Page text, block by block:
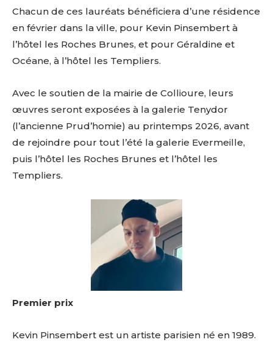
Chacun de ces lauréats bénéficiera d’une résidence
en février dans la ville, pour Kevin Pinsembert à
l’hôtel les Roches Brunes, et pour Géraldine et
Océane, à l’hôtel les Templiers.
Avec le soutien de la mairie de Collioure, leurs
œuvres seront exposées à la galerie Tenydor
(l’ancienne Prud’homie) au printemps 2026, avant
de rejoindre pour tout l’été la galerie Evermeille,
puis l’hôtel les Roches Brunes et l’hôtel les
Templiers.
Premier prix
Kevin Pinsembert est un artiste parisien né en 1989.